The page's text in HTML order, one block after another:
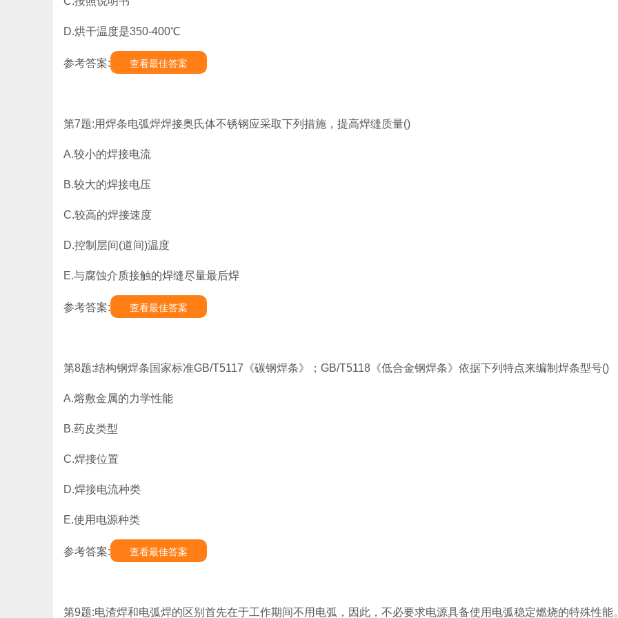
D.烘干温度是350-400℃
参考答案: 查看最佳答案
第7题:用焊条电弧焊焊接奥氏体不锈钢应采取下列措施，提高焊缝质量()
A.较小的焊接电流
B.较大的焊接电压
C.较高的焊接速度
D.控制层间(道间)温度
E.与腐蚀介质接触的焊缝尽量最后焊
参考答案: 查看最佳答案
第8题:结构钢焊条国家标准GB/T5117《碳钢焊条》；GB/T5118《低合金钢焊条》依据下列特点来编制焊条型号()
A.熔敷金属的力学性能
B.药皮类型
C.焊接位置
D.焊接电流种类
E.使用电源种类
参考答案: 查看最佳答案
第9题:电渣焊和电弧焊的区别首先在于工作期间不用电弧，因此，不必要求电源具备使用电弧稳定燃烧的特殊性能